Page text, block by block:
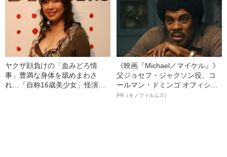
ヤクザ顔負けの「血みどろ情
事」豊満な身体を舐めまわさ
れ…「自称16歳美少女」怪演
《映画『Michael／マイケル』》
父ジョセフ・ジャクソン役、コ
ールマン・ドミンゴ オフィシャ
ルインタビュー“観客を魅了した
PR（キノフィルムズ）